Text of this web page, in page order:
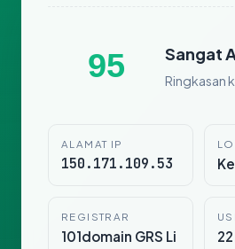
95 Sangat
Ringkasan
ALAMAT IP
150.171.109.53
REGISTRAR
101domain GRS Li